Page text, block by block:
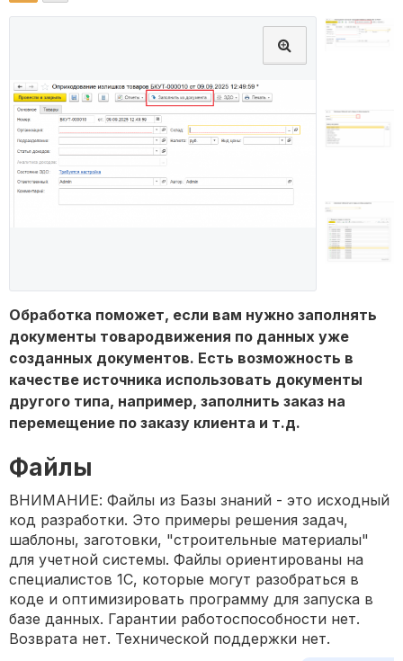
Обработка поможет, если вам нужно заполнять
документы товародвижения по данных уже
созданных документов. Есть возможность в
качестве источника использовать документы
другого типа, например, заполнить заказ на
перемещение по заказу клиента и т.д.
Файлы
ВНИМАНИЕ: Файлы из Базы знаний - это исходный
код разработки. Это примеры решения задач,
шаблоны, заготовки, "строительные материалы"
для учетной системы. Файлы ориентированы на
специалистов 1С, которые могут разобраться в
коде и оптимизировать программу для запуска в
базе данных. Гарантии работоспособности нет.
Возврата нет. Технической поддержки нет.